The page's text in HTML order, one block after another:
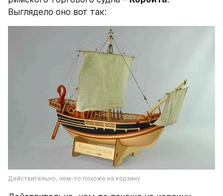
Выглядело оно вот так:
Действительно, чем-то похоже на корзину